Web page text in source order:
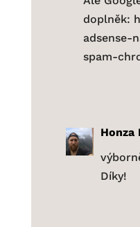
doplněk:
adsense-
spam-
Honza
Díky!